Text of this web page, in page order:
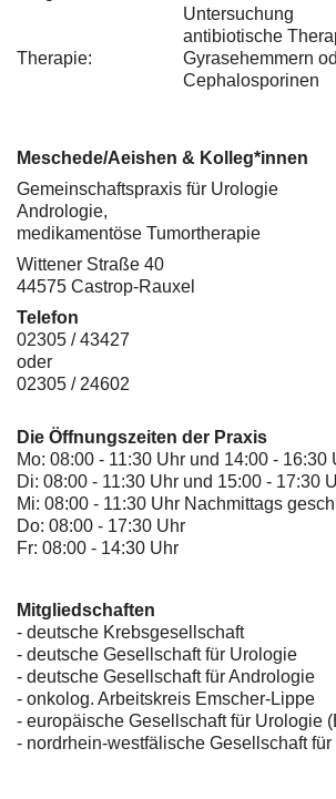
Untersuchung
Therapie:
antibiotische
Gyrasehemmern
Cephalosporinen
Meschede/Aeishen & Kolleg*innen
Gemeinschaftspraxis für Urologie
Andrologie,
medikamentöse Tumortherapie
Wittener Straße 40
44575 Castrop-Rauxel
Telefon
02305 / 43427
oder
02305 / 24602
Die Öffnungszeiten der Praxis
Mo: 08:00 - 11:30 Uhr und 14:00 - 16:30
Di: 08:00 - 11:30 Uhr und 15:00 - 17:30
Mi: 08:00 - 11:30 Uhr Nachmittags
Do: 08:00 - 17:30 Uhr
Fr: 08:00 - 14:30 Uhr
Mitgliedschaften
- deutsche Krebsgesellschaft
- deutsche Gesellschaft für Urologie
- deutsche Gesellschaft für Andrologie
- onkolog. Arbeitskreis Emscher-Lippe
- europäische Gesellschaft für Urologie
- nordrhein-westfälische Gesellschaft